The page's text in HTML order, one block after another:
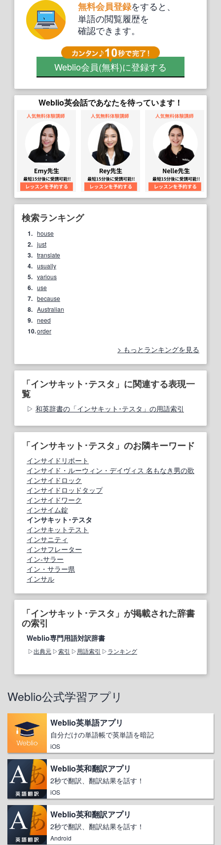
無料会員登録をすると、
単語の閲覧履歴を
確認できます。
Weblio会員(無料)に登録する
Weblio英会話であなたを待っています！
検索ランキング
1. house
2. just
3. translate
4. usually
5. various
6. use
7. because
8. Australian
9. need
10.order
もっとランキングを見る
「インサキット･テスタ」に関連する表現一
覧
和英辞書の「インサキット･テスタ」の用語索引
「インサキット･テスタ」のお隣キーワード
インサイドリポート
インサイド・ルーウィン・デイヴィス 名もなき男の歌
インサイドロック
インサイドロッドタップ
インサイドワーク
インサイム錠
インサキット･テスタ
インサキットテスト
インサニティ
インサフレーター
イン‐サラー
イン・サラー県
インサル
「インサキット･テスタ」が掲載された辞書
の索引
Weblio専門用語対訳辞書
出典元 索引 用語索引 ランキング
Weblio公式学習アプリ
Weblio英単語アプリ
自分だけの単語帳で英単語を暗記
iOS
Weblio英和翻訳アプリ
2秒で翻訳、翻訳結果を話す！
iOS
Weblio英和翻訳アプリ
2秒で翻訳、翻訳結果を話す！
Android